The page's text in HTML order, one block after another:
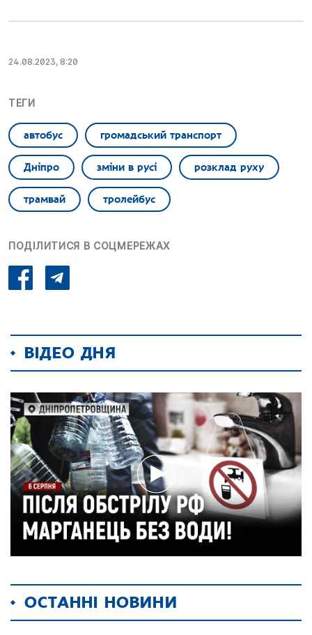
24.08.2023, 8:20
ТЕГИ
автобус громадський транспорт
Дніпро зміни в русі розклад руху
трамвай тролейбус
ПОДІЛИТИСЯ В СОЦМЕРЕЖАХ
ВІДЕО ДНЯ
ОСТАННІ НОВИНИ